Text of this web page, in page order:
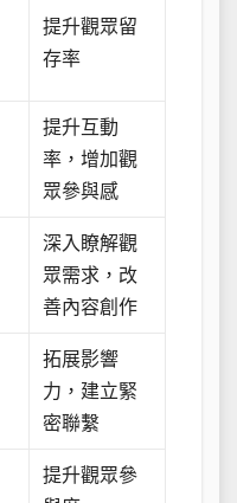
提升觀眾留
存率
提升互動
率，增加觀
眾參與感
深入瞭解觀
眾需求，改
善內容創作
拓展影響
力，建立緊
密聯繫
提升觀眾參